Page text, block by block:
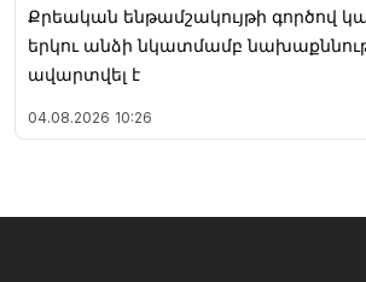
Քրեական ենթամշակույթի գործով
երկու անձի նկատմամբ
ավարտվել է
04.08.2026 10:26